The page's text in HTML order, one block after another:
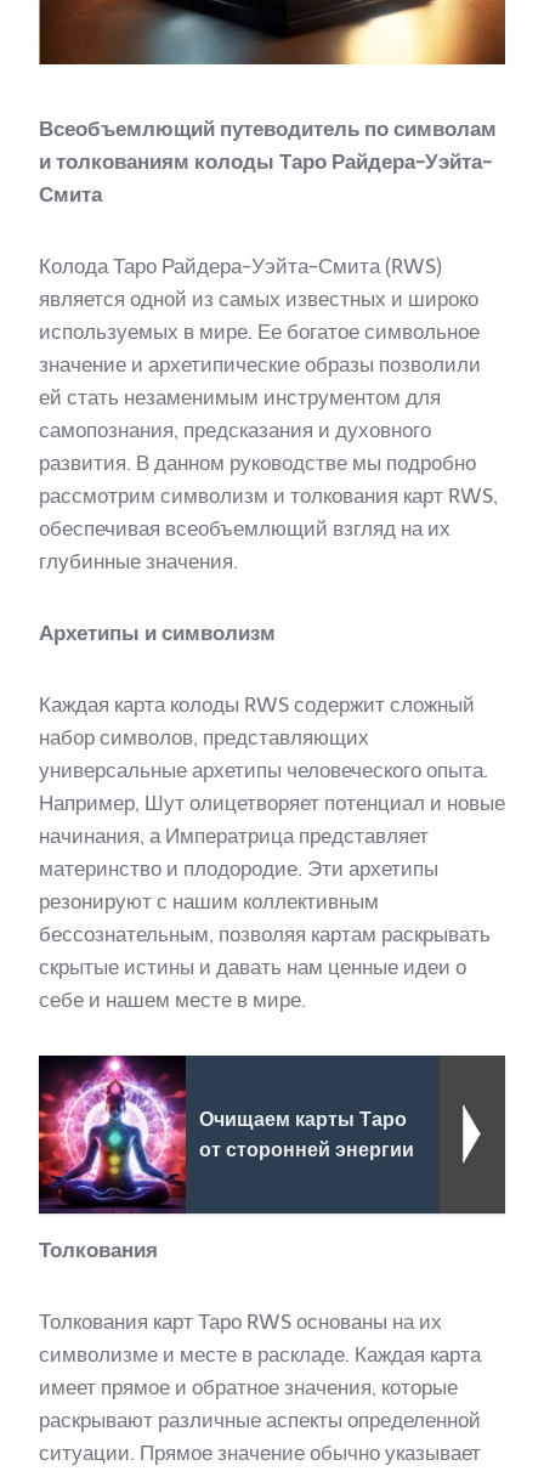
Всеобъемлющий путеводитель по символам
и толкованиям колоды Таро Райдера-Уэйта-
Смита
Колода Таро Райдера-Уэйта-Смита (RWS)
является одной из самых известных и широко
используемых в мире. Ее богатое символьное
значение и архетипические образы позволили
ей стать незаменимым инструментом для
самопознания, предсказания и духовного
развития. В данном руководстве мы подробно
рассмотрим символизм и толкования карт RWS,
обеспечивая всеобъемлющий взгляд на их
глубинные значения.
Архетипы и символизм
Каждая карта колоды RWS содержит сложный
набор символов, представляющих
универсальные архетипы человеческого опыта.
Например, Шут олицетворяет потенциал и новые
начинания, а Императрица представляет
материнство и плодородие. Эти архетипы
резонируют с нашим коллективным
бессознательным, позволяя картам раскрывать
скрытые истины и давать нам ценные идеи о
себе и нашем месте в мире.
Очищаем карты Таро
от сторонней энергии
Толкования
Толкования карт Таро RWS основаны на их
символизме и месте в раскладе. Каждая карта
имеет прямое и обратное значения, которые
раскрывают различные аспекты определенной
ситуации. Прямое значение обычно указывает